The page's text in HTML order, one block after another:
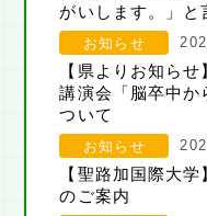
がいします。」と
お知らせ
【県よりお知ら
講演会「脳卒中か
ついて
お知らせ
【聖路加国際大
のご案内